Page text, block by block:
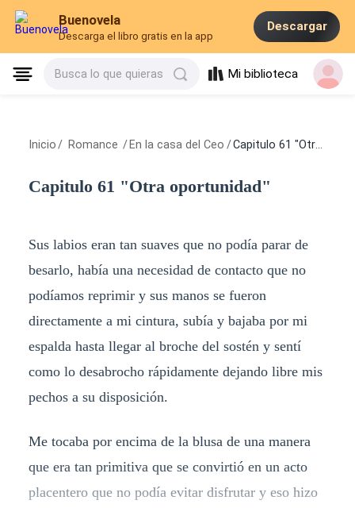
Buenovela
Descarga el libro gratis en la app
Descargar
Busca lo que quieras Mi biblioteca
Inicio / Romance / En la casa del Ceo /Capitulo 61 "Otra oportunidad"
Capitulo 61 "Otra oportunidad"
Sus labios eran tan suaves que no podía parar de
besarlo, había una necesidad de contacto que no
podíamos reprimir y sus manos se fueron
directamente a mi cintura, subía y bajaba por mi
espalda hasta llegar al broche del sostén y sentí
como lo desabrocho rápidamente dejando libre mis
pechos a su disposición.
Me tocaba por encima de la blusa de una manera
que era tan primitiva que se convirtió en un acto
placentero que no podía evitar disfrutar y eso hizo